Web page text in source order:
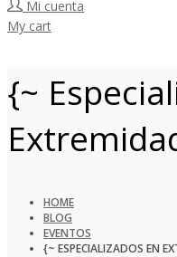
Mi cuenta
My cart
{~
HOME
BLOG
EVENTOS
{~ ESPECIALIZADOS EN